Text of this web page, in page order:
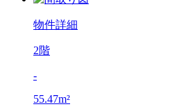
物件詳細
2階
-
55.47m²